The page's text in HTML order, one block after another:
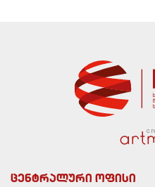
ცენტრალური ოფისი